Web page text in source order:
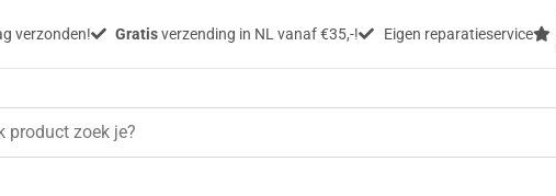
verzonden! Gratisverzending in NL vanaf €35,-! Eigen reparatieservice